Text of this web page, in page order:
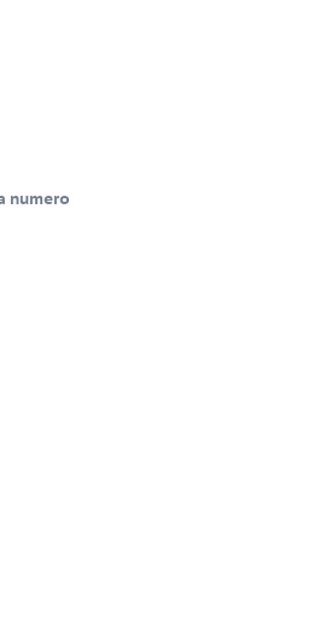
numero